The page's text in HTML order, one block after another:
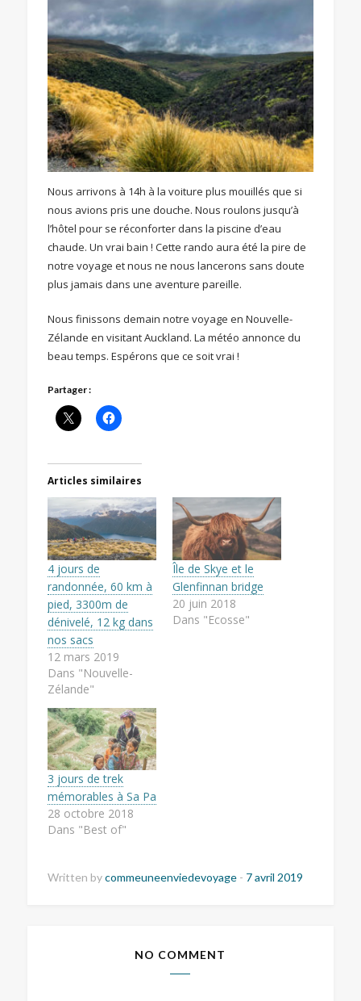
Nous arrivons à 14h à la voiture plus mouillés que si
nous avions pris une douche. Nous roulons jusqu’à
l’hôtel pour se réconforter dans la piscine d’eau
chaude. Un vrai bain ! Cette rando aura été la pire de
notre voyage et nous ne nous lancerons sans doute
plus jamais dans une aventure pareille.
Nous finissons demain notre voyage en Nouvelle-
Zélande en visitant Auckland. La météo annonce du
beau temps. Espérons que ce soit vrai !
Partager :
Articles similaires
4 jours de
randonnée, 60 km à
pied, 3300m de
dénivelé, 12 kg dans
nos sacs
12 mars 2019
Dans "Nouvelle-
Zélande"
Île de Skye et le
Glenfinnan bridge
20 juin 2018
Dans "Ecosse"
3 jours de trek
mémorables à Sa Pa
28 octobre 2018
Dans "Best of"
Written bycommeuneenviedevoyage - 7 avril 2019
NO COMMENT